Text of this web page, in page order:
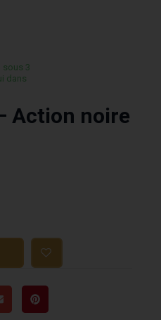
sous 3
dans
Action noire